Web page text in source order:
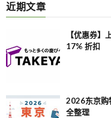
近期文章
【优惠券】
17% 折扣
2026东京购
全整理